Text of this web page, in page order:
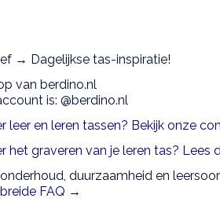
→ Dagelijkse tas-inspiratie!
van berdino.nl
is: @berdino.nl
leer en leren tassen? Bekijk onze
het graveren van je leren tas? Lees
duurzaamheid en
FAQ →